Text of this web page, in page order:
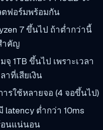
ฟอร์มพร้อมกัน
7 ขึ้นไป ถ้าต่ำกว่านี้
ำคัญ
จุ 1TB ขึ้นไป เพราะเวลา
ที่เสียเงิน
ารใช้หลายจอ (4 จอขึ้นไป)
latency ต่ำกว่า 10ms
อนแน่นอน